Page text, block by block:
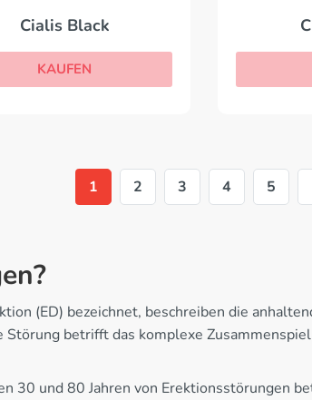
Cialis Black
KAUFEN
1 2 3 4 5
(ED) bezeichnet, beschreiben die
betrifft das komplexe
30 und 80 Jahren von Erektionsstörungen